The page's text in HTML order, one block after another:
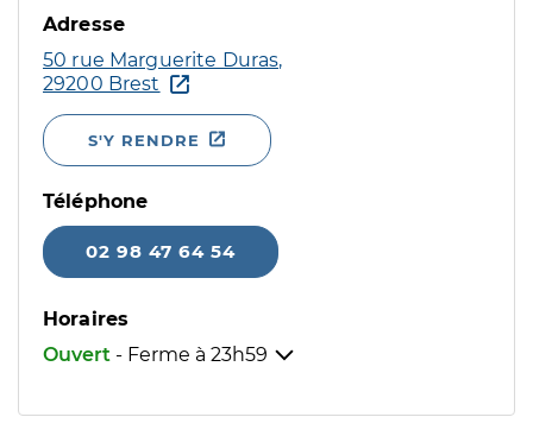
Adresse
50 rue Marguerite Duras,
29200 Brest
S'Y RENDRE
Téléphone
02 98 47 64 54
Horaires
Ouvert - Ferme à 23h59